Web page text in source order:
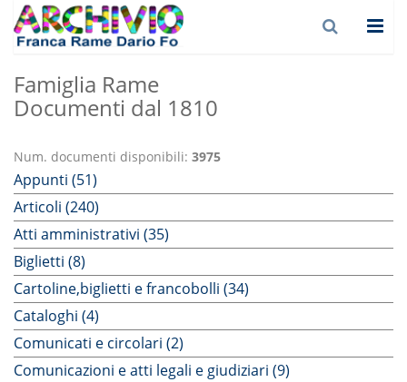
Famiglia Rame
Documenti dal 1810
Num. documenti disponibili: 3975
Appunti (51)
Articoli (240)
Atti amministrativi (35)
Biglietti (8)
Cartoline,biglietti e francobolli (34)
Cataloghi (4)
Comunicati e circolari (2)
Comunicazioni e atti legali e giudiziari (9)